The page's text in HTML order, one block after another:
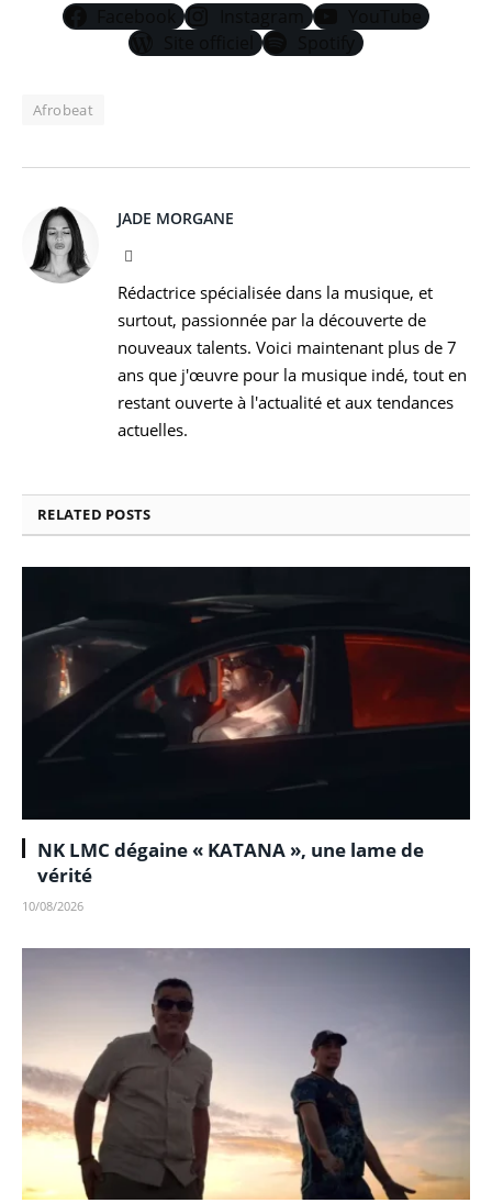
Afrobeat
JADE MORGANE
Rédactrice spécialisée dans la musique, et
surtout, passionnée par la découverte de
nouveaux talents. Voici maintenant plus de 7
ans que j'œuvre pour la musique indé, tout en
restant ouverte à l'actualité et aux tendances
actuelles.
RELATED POSTS
NK LMC dégaine « KATANA », une lame de
vérité
10/08/2026